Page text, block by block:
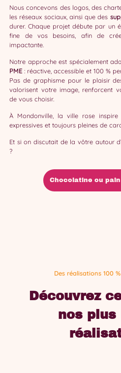
Nous concevons des logos, des
les réseaux sociaux, ainsi que des
durer. Chaque projet débute par un
fine de vos besoins, afin de
impactante.
Notre approche est spécialement
PME : réactive, accessible et 100 %
Pas de graphisme pour le plaisir
valorisent votre image, renforcent
de vous choisir.
À Mondonville, la ville rose inspire
expressives et toujours pleines de
Et si on discutait de la vôtre autour
?
Chocolatine ou
Des réalisations 100
Découvrez
nos plus